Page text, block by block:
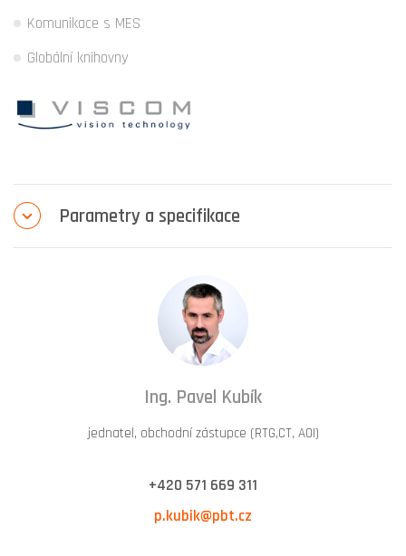
Komunikace s MES
Globální knihovny
Parametry a specifikace
Ing. Pavel Kubík
jednatel, obchodní zástupce (RTG,CT, AOI)
+420 571 669 311
p.kubik@pbt.cz